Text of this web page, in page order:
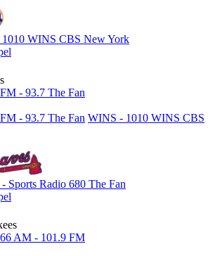
WINS CBS New York
- 93.7 The Fan
- 93.7 The Fan WINS - 1010 WINS CBS
Sports Radio 680 The Fan
AM - 101.9 FM